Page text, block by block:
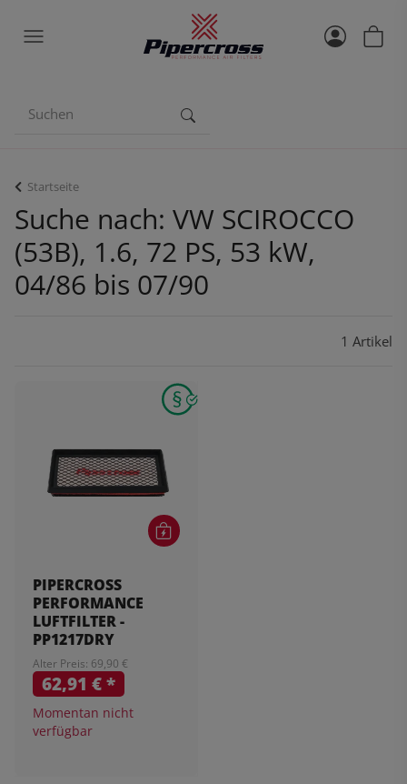
Startseite
Suche nach: VW SCIROCCO
(53B), 1.6, 72 PS, 53 kW,
04/86 bis 07/90
1 Artikel
PIPERCROSS
PERFORMANCE
LUFTFILTER -
PP1217DRY
Alter Preis: 69,90 €
62,91 €*
Momentan nicht
verfügbar